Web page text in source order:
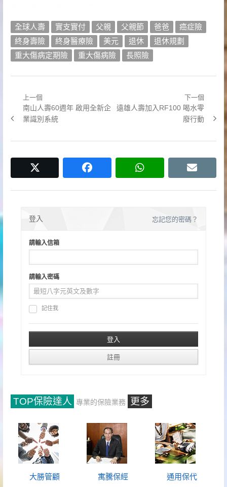
全球人壽 實支實付 父親 父親節 爸爸
癌症險
終身壽險
終身醫療險 美元 退休
退休規劃
重大傷病定期險
重大傷病險 長照險
章
導
覽
上一個
Previous
post:
南山人壽60週年 啟用全新企
業識別系統
下一個
Next
遠雄人壽加入RF100 喝水零
廢行動
facebook whatsapp email
登入 忘記您的密碼？
請輸入信箱
請輸入密碼
記住我
TOP保險達人 專業的保險業務 更多
大勝管顧 寓騰保經 通用保代